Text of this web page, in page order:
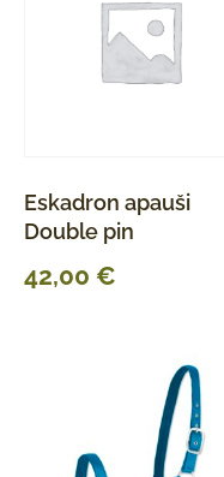
Eskadron apauši
Double pin
42,00 €